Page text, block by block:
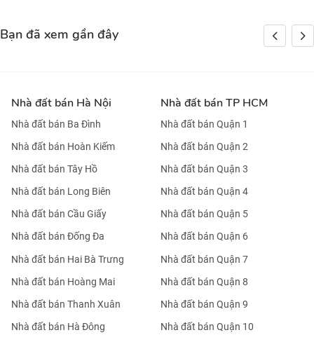
Bạn đã xem gần đây
Nhà đất bán Hà Nội
Nhà đất bán Ba Đình
Nhà đất bán Hoàn Kiếm
Nhà đất bán Tây Hồ
Nhà đất bán Long Biên
Nhà đất bán Cầu Giấy
Nhà đất bán Đống Đa
Nhà đất bán Hai Bà Trưng
Nhà đất bán Hoàng Mai
Nhà đất bán Thanh Xuân
Nhà đất bán Hà Đông
Nhà đất bán TP HCM
Nhà đất bán Quận 1
Nhà đất bán Quận 2
Nhà đất bán Quận 3
Nhà đất bán Quận 4
Nhà đất bán Quận 5
Nhà đất bán Quận 6
Nhà đất bán Quận 7
Nhà đất bán Quận 8
Nhà đất bán Quận 9
Nhà đất bán Quận 10